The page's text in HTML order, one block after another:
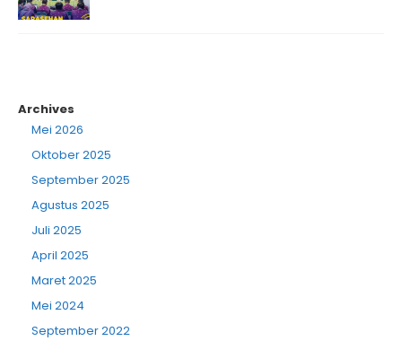
Archives
Mei 2026
Oktober 2025
September 2025
Agustus 2025
Juli 2025
April 2025
Maret 2025
Mei 2024
September 2022